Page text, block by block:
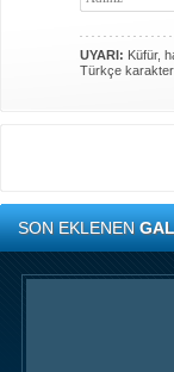
UYARI: Küfür,
Türkçe karakter
SON EKLENEN